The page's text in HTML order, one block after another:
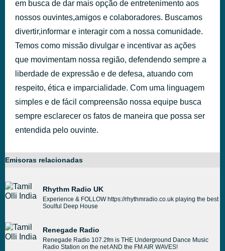
em busca de dar mais opção de entretenimento aos
nossos ouvintes,amigos e colaboradores. Buscamos
divertir,informar e interagir com a nossa comunidade.
Temos como missão divulgar e incentivar as ações
que movimentam nossa região, defendendo sempre a
liberdade de expressão e de defesa, atuando com
respeito, ética e imparcialidade. Com uma linguagem
simples e de fácil compreensão nossa equipe busca
sempre esclarecer os fatos de maneira que possa ser
entendida pelo ouvinte.
Emisoras relacionadas
Rhythm Radio UK
Experience & FOLLOW https://rhythmradio.co.uk playing the best
Soulful Deep House
Renegade Radio
Renegade Radio 107.2fm is THE Underground Dance Music
Radio Station on the net AND the FM AIR WAVES!